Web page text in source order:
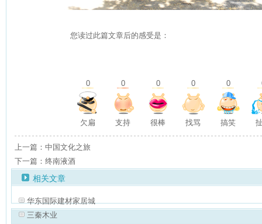
您读过此篇文章后的感受是：
0 0 0 0 0
欠扁 支持 很棒 找骂 搞笑
上一篇：中国文化之旅
下一篇：终南液酒
相关文章
华东国际建材家居城
三秦木业